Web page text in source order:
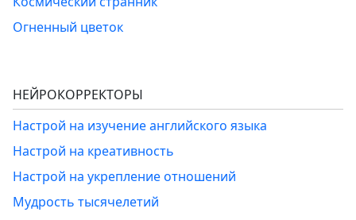
Огненный цветок
НЕЙРОКОРРЕКТОРЫ
Настрой на изучение английского языка
Настрой на креативность
Настрой на укрепление отношений
Мудрость тысячелетий